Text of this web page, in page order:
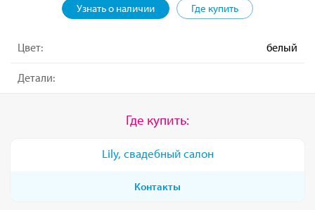
Узнать о наличии Где купить
Цвет: белый
Детали:
Где купить:
Lily, свадебный салон
Контакты